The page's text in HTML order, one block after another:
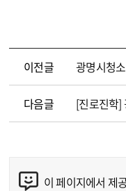
이전글
다음글
이 페이지에서 제